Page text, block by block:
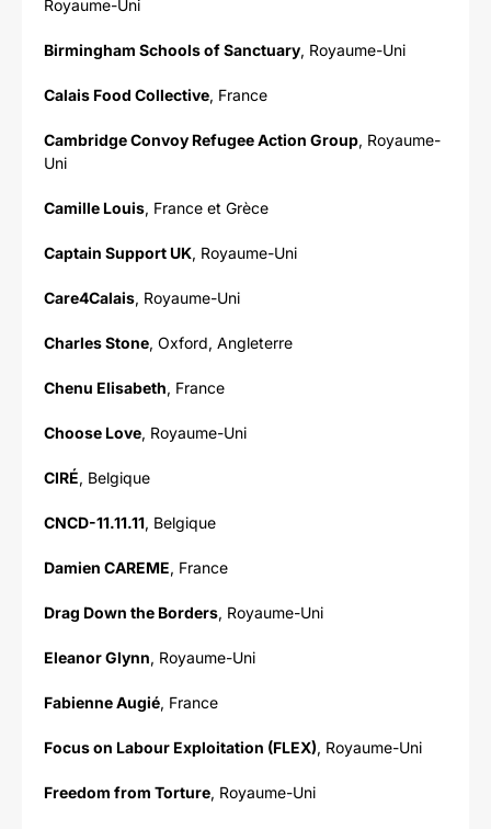
Royaume-Uni
Birmingham Schools of Sanctuary, Royaume-Uni
Calais Food Collective, France
Cambridge Convoy Refugee Action Group, Royaume-
Uni
Camille Louis, France et Grèce
Captain Support UK, Royaume-Uni
Care4Calais, Royaume-Uni
Charles Stone, Oxford, Angleterre
Chenu Elisabeth, France
Choose Love, Royaume-Uni
CIRÉ, Belgique
CNCD-11.11.11, Belgique
Damien CAREME, France
Drag Down the Borders, Royaume-Uni
Eleanor Glynn, Royaume-Uni
Fabienne Augié, France
Focus on Labour Exploitation (FLEX), Royaume-Uni
Freedom from Torture, Royaume-Uni